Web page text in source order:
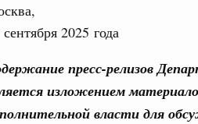
сентября 2025 года
пресс-релизов
изложением
власти для
(2026 год,
3 июня, среда